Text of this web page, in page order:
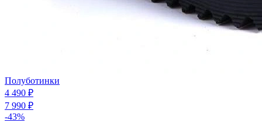
Полуботинки
4 490 ₽
7 990 ₽
-43%